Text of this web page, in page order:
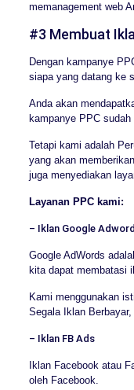
memanagement web
#3 Membuat
Dengan kampanye
siapa yang datang ke
Anda akan
kampanye PPC
Tetapi kami adalah
yang akan
juga menyediakan
Layanan PPC kami:
– Iklan Google
Google AdWords
kita dapat membatasi
Kami menggunakan
Segala Iklan
– Iklan FB Ads
Iklan Facebook atau
oleh Facebook.